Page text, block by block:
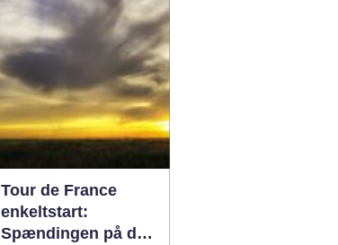
repræsenterer ikke bare
evnen til at være den
hurtigste rytter i løbet,
men også ...
Tour de France
enkeltstart:
Spændingen på den